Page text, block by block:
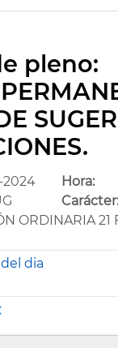
pleno:
2024 Hora:
Carácter:
ORDINARIA 21
dia